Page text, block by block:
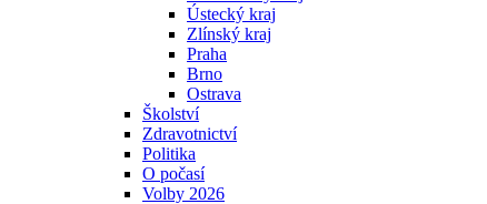
Ústecký kraj
Zlínský kraj
Praha
Brno
Ostrava
Školství
Zdravotnictví
Politika
O počasí
Volby 2026